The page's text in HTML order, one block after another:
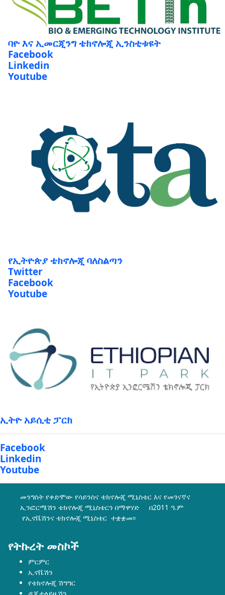
ባዮ እና ኢመርጂንግ ቴክኖሎጂ ኢንስቲቱዩት
Facebook
Linkedin
Youtube
የኢትዮጵያ ቴክኖሎጂ ባለስልጣን
Twitter
Facebook
Youtube
ኢትዮ አይሲቲ ፓርክ
Facebook
Linkedin
Youtube
መንግስት የቀድሞው የሳይንስና ቴክኖሎጂ ሚኒስቴር እና የመገናኛና
ኢንፎርሜሽን ቴክኖሎጂ ሚኒስቴርን በማዋሃድ በ2011 ዓ.ም
የኢኖቬሽንና ቴክኖሎጂ ሚኒስቴር ተቋቋመ፡፡
የትኩረት መስኮች
ምርምር
ኢኖቬሽን
የቴክኖሎጂ ሽግግር